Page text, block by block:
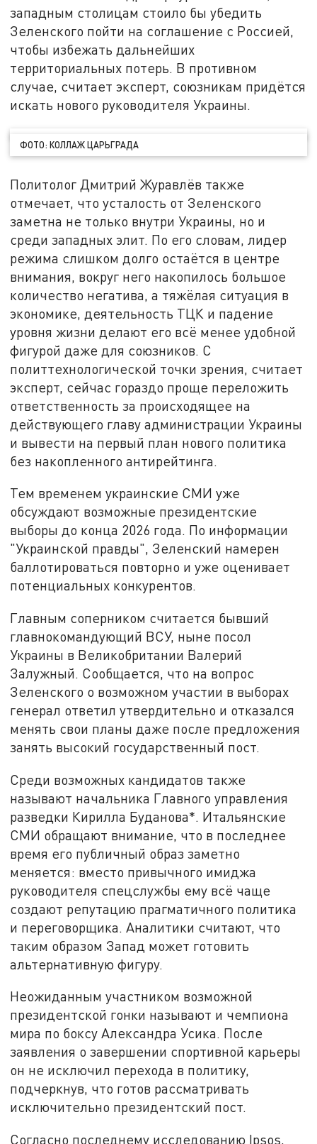
западным столицам стоило бы убедить
Зеленского пойти на соглашение с Россией,
чтобы избежать дальнейших
территориальных потерь. В противном
случае, считает эксперт, союзникам придётся
искать нового руководителя Украины.
ФОТО: КОЛЛАЖ ЦАРЬГРАДА
Политолог Дмитрий Журавлёв также
отмечает, что усталость от Зеленского
заметна не только внутри Украины, но и
среди западных элит. По его словам, лидер
режима слишком долго остаётся в центре
внимания, вокруг него накопилось большое
количество негатива, а тяжёлая ситуация в
экономике, деятельность ТЦК и падение
уровня жизни делают его всё менее удобной
фигурой даже для союзников. С
политтехнологической точки зрения, считает
эксперт, сейчас гораздо проще переложить
ответственность за происходящее на
действующего главу администрации Украины
и вывести на первый план нового политика
без накопленного антирейтинга.
Тем временем украинские СМИ уже
обсуждают возможные президентские
выборы до конца 2026 года. По информации
"Украинской правды", Зеленский намерен
баллотироваться повторно и уже оценивает
потенциальных конкурентов.
Главным соперником считается бывший
главнокомандующий ВСУ, ныне посол
Украины в Великобритании Валерий
Залужный. Сообщается, что на вопрос
Зеленского о возможном участии в выборах
генерал ответил утвердительно и отказался
менять свои планы даже после предложения
занять высокий государственный пост.
Среди возможных кандидатов также
называют начальника Главного управления
разведки Кирилла Буданова*. Итальянские
СМИ обращают внимание, что в последнее
время его публичный образ заметно
меняется: вместо привычного имиджа
руководителя спецслужбы ему всё чаще
создают репутацию прагматичного политика
и переговорщика. Аналитики считают, что
таким образом Запад может готовить
альтернативную фигуру.
Неожиданным участником возможной
президентской гонки называют и чемпиона
мира по боксу Александра Усика. После
заявления о завершении спортивной карьеры
он не исключил перехода в политику,
подчеркнув, что готов рассматривать
исключительно президентский пост.
Согласно последнему исследованию Ipsos,